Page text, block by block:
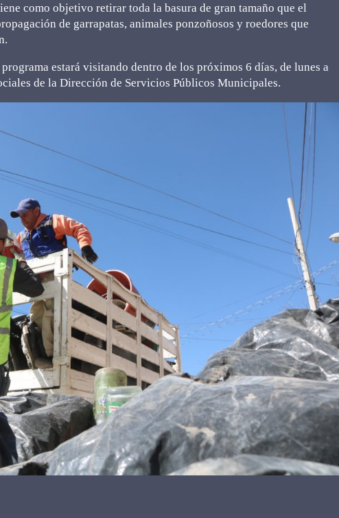
como objetivo retirar toda la basura de gran tamaño que el
de garrapatas, animales ponzoñosos y roedores que
estará visitando dentro de los próximos 6 días, de lunes a
de la Dirección de Servicios Públicos Municipales.